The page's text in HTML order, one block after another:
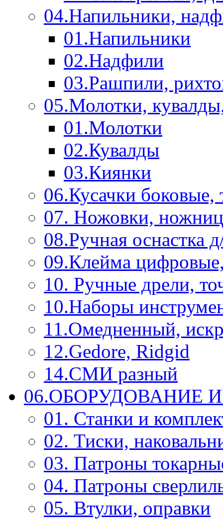
04.Напильники,
01.Напильники
02.Надфили
03.Рашпили,
05.Молотки,
01.Молотки
02.Кувалды
03.Киянки
06.Кусачки боковые,
07. Ножовки,
08.Ручная оснастка
09.Клейма
10. Ручные дрели,
10.Наборы
11.Омедненный,
12.Gedore, Ridgid
14.СМИ разный
06.ОБОРУДОВАНИЕ
01. Станки и
02. Тиски,
03. Патроны
04. Патроны
05. Втулки, оправки